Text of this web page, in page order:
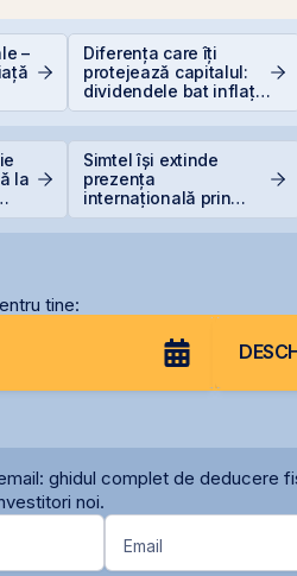
–
Diferența care îți
protejează capitalul:
dividendele bat inflația
(+5% vs. −6%)
la
Simtel își extinde
prezența
internațională prin
tine:
ghidul complet de deducere
noi.
Email